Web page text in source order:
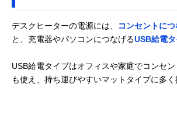
デスクヒーターの電源には、
コンセントに
と、充電器やパソコンにつなげるUSB給電
USB給電タイプはオフィスや家庭でコンセ
も使え、持ち運びやすいマットタイプに多く